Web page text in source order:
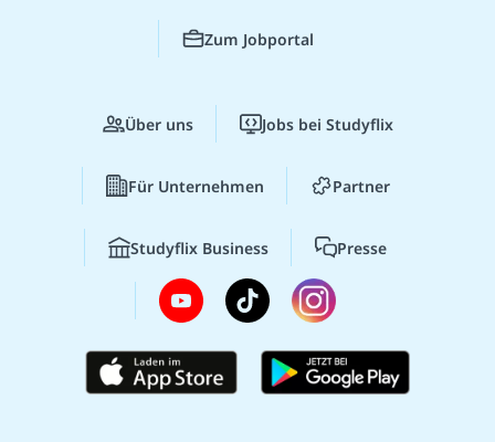
Zum Jobportal
Über uns Jobs bei Studyflix
Für Unternehmen Partner
Studyflix Business Presse